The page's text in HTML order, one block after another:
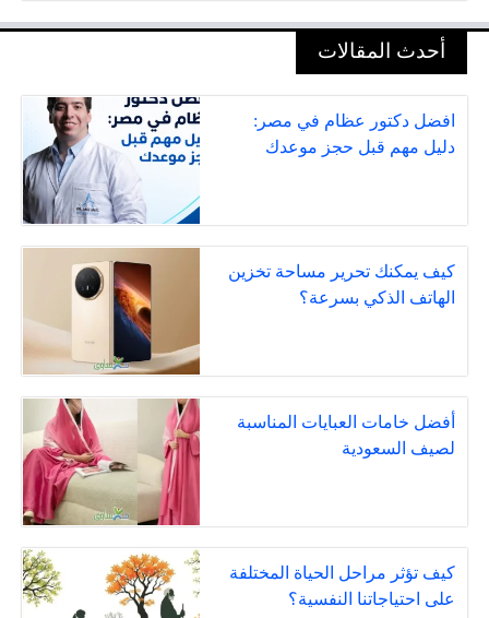
أحدث المقالات
افضل دكتور عظام في مصر:
دليل مهم قبل حجز موعدك
كيف يمكنك تحرير مساحة تخزين
الهاتف الذكي بسرعة؟
أفضل خامات العبايات المناسبة
لصيف السعودية
كيف تؤثر مراحل الحياة المختلفة
على احتياجاتنا النفسية؟